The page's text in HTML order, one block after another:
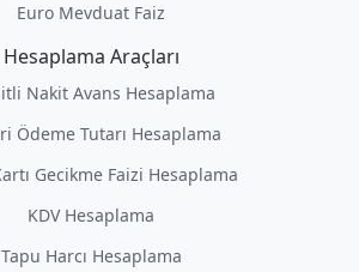
Euro Mevduat Faiz
Hesaplama Araçları
Nakit Avans Hesaplama
Ödeme Tutarı Hesaplama
Gecikme Faizi Hesaplama
KDV Hesaplama
Tapu Harcı Hesaplama